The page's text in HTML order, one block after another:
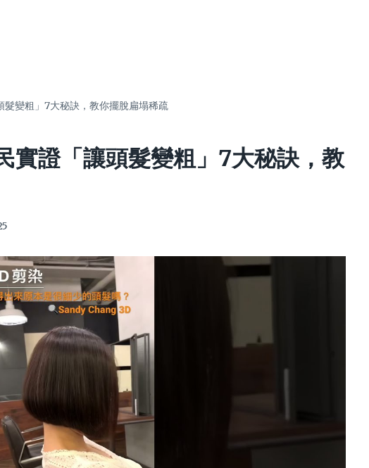
變粗」7大秘訣，教你擺脫扁塌稀疏
實證「讓頭髮變粗」7大秘訣，教